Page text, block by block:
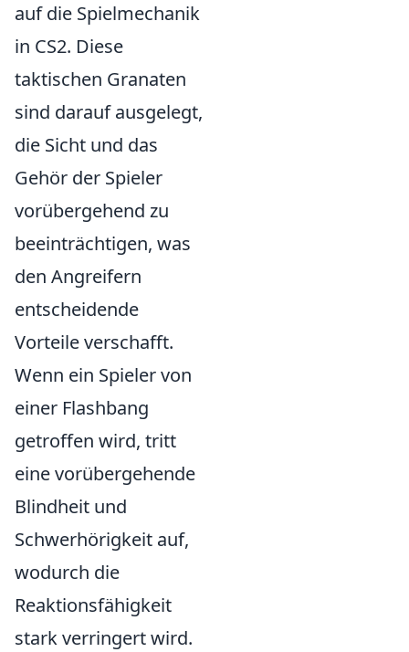
auf die Spielmechanik
in CS2. Diese
taktischen Granaten
sind darauf ausgelegt,
die Sicht und das
Gehör der Spieler
vorübergehend zu
beeinträchtigen, was
den Angreifern
entscheidende
Vorteile verschafft.
Wenn ein Spieler von
einer Flashbang
getroffen wird, tritt
eine vorübergehende
Blindheit und
Schwerhörigkeit auf,
wodurch die
Reaktionsfähigkeit
stark verringert wird.